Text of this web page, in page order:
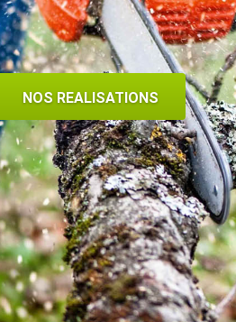
NOS REALISATIONS